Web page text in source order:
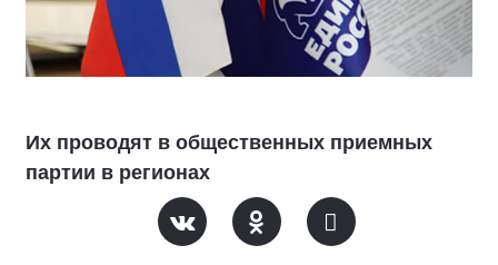
Их проводят в общественных приемных
партии в регионах